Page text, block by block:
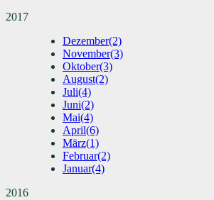
2017
Dezember(2)
November(3)
Oktober(3)
August(2)
Juli(4)
Juni(2)
Mai(4)
April(6)
März(1)
Februar(2)
Januar(4)
2016